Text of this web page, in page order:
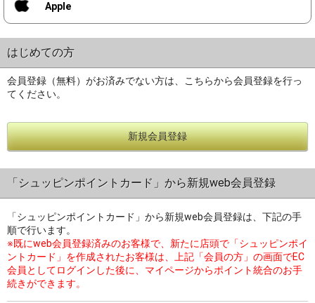
Apple
はじめての方
会員登録（無料）がお済みでない方は、こちらから会員登録を行っ
てください。
新規会員登録
「シュッピンポイントカード」から新規web会員登録
「シュッピンポイントカード」から新規web会員登録は、下記の手
順で行います。
※既にweb会員登録済みのお客様で、新たに店頭で「シュッピンポイ
ントカード」を作成されたお客様は、上記「会員の方」の画面でEC
会員としてログインした後に、マイページからポイント統合のお手
続きができます。